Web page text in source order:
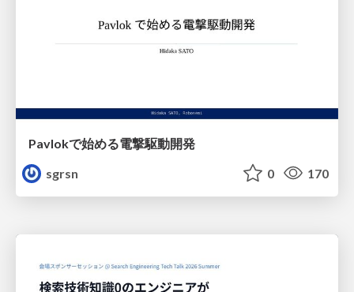
Pavlokで始める電撃駆動開発
sgrsn
0 170